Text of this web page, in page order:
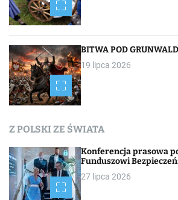
BITWA POD
19 lipca 2026
Z POLSKI ZE ŚWIATA
Konferencja prasowa
Funduszowi
27 lipca 2026